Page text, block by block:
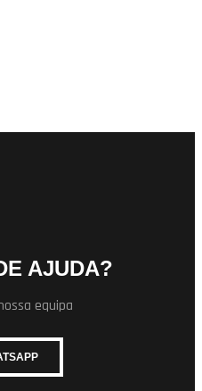
AJUDA?
equipa